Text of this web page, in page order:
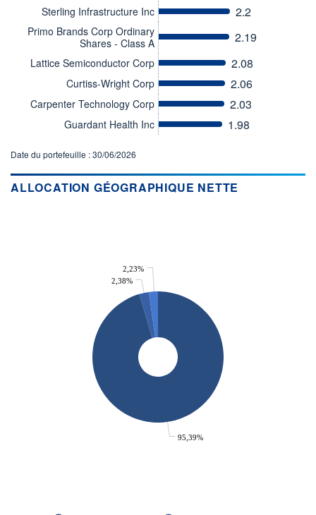
CATÉGORIE MORNINGSTAR
Actions Etats-Unis
Moyennes Cap.
FONDS PARTENAIRES
ÉLIGIBILITÉ
PEA BOURSOVIE LUX
BOURSOVIE
CTO BUSINESS
293M / 31.07.26
+ PORTEFEUILLE
Sterling Infrastructure Inc 2.2
Primo Brands Corp Ordinary
Shares - Class A
2.19
Lattice Semiconductor Corp 2.08
Curtiss-Wright Corp 2.06
Carpenter Technology Corp 2.03
Guardant Health Inc 1.98
Date du portefeuille : 30/06/2026
ALLOCATION GÉOGRAPHIQUE NETTE
95,39%
2,38%
2,23%